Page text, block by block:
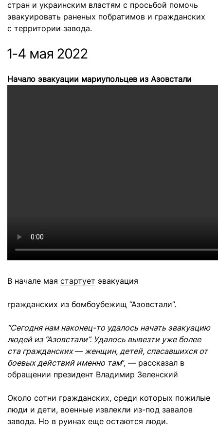
стран и украинским властям с просьбой помочь
эвакуировать раненых побратимов и гражданских
с территории завода.
1-4 мая 2022
Начало эвакуации мариупольцев из Азовстали
В начале мая стартует эвакуация
гражданских из бомбоубежищ “Азовстали”.
“Сегодня нам наконец-то удалось начать эвакуацию
людей из “Азовстали”. Удалось вывезти уже более
ста гражданских— женщин, детей, спасавшихся от
боевых действий именно там”, — рассказал в
обращении президент Владимир Зеленский
Около сотни гражданских, среди которых пожилые
люди и дети, военные извлекли из-под завалов
завода. Но в руинах еще остаются люди.